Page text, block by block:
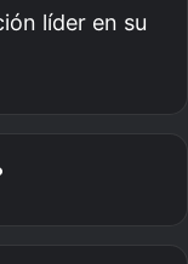
líder en su